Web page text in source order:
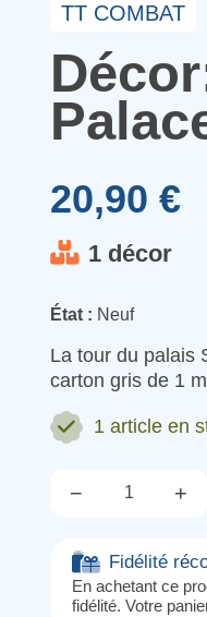
TT COMBAT
20,90 €
1 décor
État : Neuf
La tour du palais
carton gris de 1
1 article en
− +
Fidélité
En achetant ce
fidélité. Votre